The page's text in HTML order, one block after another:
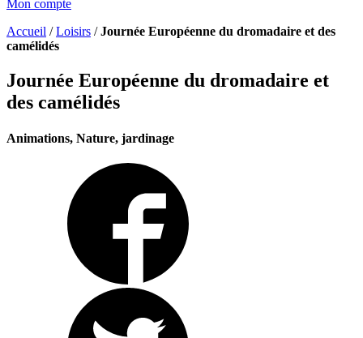
Mon compte
Accueil /Loisirs /Journée Européenne du dromadaire et des
camélidés
Journée Européenne du dromadaire et
des camélidés
Animations, Nature, jardinage